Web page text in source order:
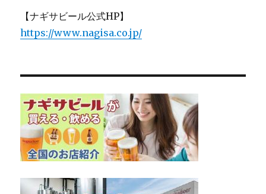
【ナギサビール公式HP】
https://www.nagisa.co.jp/